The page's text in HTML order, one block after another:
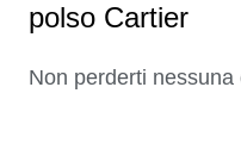
polso Cartier
Non perderti nessuna